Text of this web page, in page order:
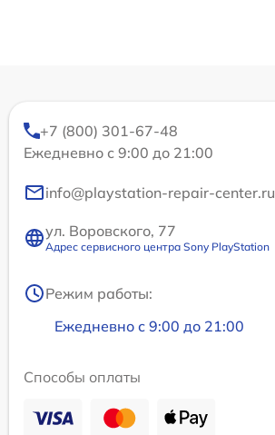
+7 (800) 301-67-48
Ежедневно с 9:00 до 21:00
info@playstation-repair-center.ru
ул. Воровского, 77
Адрес сервисного центра Sony PlayStation
Режим работы:
Ежедневно с 9:00 до 21:00
Способы оплаты